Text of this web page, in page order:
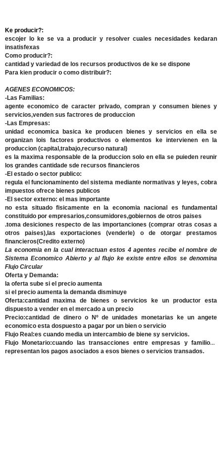
Ke producir?:
escojer lo ke se va a producir y resolver cuales necesidades kedaran
insatisfexas
Como producir?:
cantidad y variedad de los recursos productivos de ke se dispone
Para kien producir o como distribuir?:
AGENES ECONOMICOS:
-Las Familias:
agente economico de caracter privado, compran y consumen bienes y
servicios,venden sus factrores de produccion
-Las Empresas:
unidad economica basica ke producen bienes y servicios en ella se
organizan lois factores productivos o elementos ke intervienen en la
produccion (capital,trabajo,recurso natural)
es la maxima responsable de la produccion solo en ella se puieden reunir
los grandes cantidade sde recursos financieros
-El estado o sector publico:
regula el funcionaminento del sistema mediante normativas y leyes, cobra
impuestos ofrece bienes publicos
-El sector externo: el mas importante
no esta situado fisicamente en la economia nacional es fundamental
constituido por empresarios,consumidores,gobiernos de otros paises
.toma desiciones respecto de las importanciones (comprar otras cosas a
otros paises),las exportaciones (venderle) o de otorgar prestamos
financieros(Credito externo)
La economia en la cual interactuan estos 4 agentes recibe el nombre de
Sistema Economico Abierto y al flujo ke existe entre ellos se denomina
Flujo Circular
Oferta y Demanda:
la oferta sube si el precio aumenta
si el precio aumenta la demanda disminuye
Oferta:cantidad maxima de bienes o servicios ke un productor esta
dispuesto a vender en el mercado a un precio
Precio:cantidad de dinero o Nº de unidades monetarias ke un angete
economico esta dospuesto a pagar por un bien o servicio
Flujo Real :es cuando media un intercambio de biene sy servicios.
Flujo Monetario:cuando las transacciones entre empresas y familioas
representan los pagos asociados a esos bienes o servicios transados.